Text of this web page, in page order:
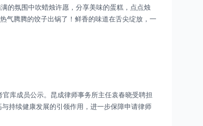
的氛围中吹蜡烛许愿，分享美味的蛋糕，点点烛
气腾腾的饺子出锅了！鲜香的味道在舌尖绽放，一
库成员公示。昆成律师事务所主任袁春晓受聘担
持续健康发展的引领作用，进一步保障申请律师